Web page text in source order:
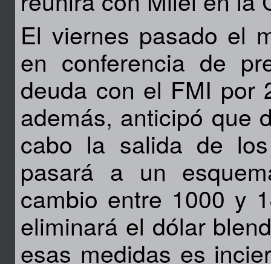
El viernes pasado el
en conferencia de
deuda con el FMI por
además, anticipó que
cabo la salida de
pasará a un
cambio entre 1000 y
eliminará el dólar
esas medidas es